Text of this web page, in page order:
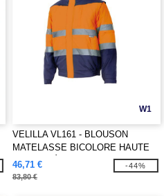
W1
VELILLA VL161 - BLOUSON
MATELASSE BICOLORE HAUTE
VISIBILITÉ
46,71 €
83,80 €
-44%